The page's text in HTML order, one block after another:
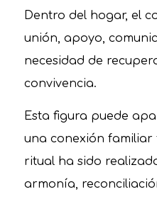
Dentro del hogar, el
unión, apoyo,
necesidad de
convivencia.
Esta figura puede
una conexión familiar
ritual ha sido
armonía,